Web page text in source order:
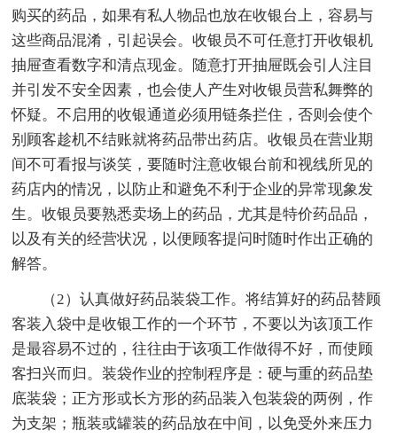
购买的药品，如果有私人物品也放在收银台上，容易与
这些商品混淆，引起误会。收银员不可任意打开收银机
抽屉查看数字和清点现金。随意打开抽屉既会引人注目
并引发不安全因素，也会使人产生对收银员营私舞弊的
怀疑。不启用的收银通道必须用链条拦住，否则会使个
别顾客趁机不结账就将药品带出药店。收银员在营业期
间不可看报与谈笑，要随时注意收银台前和视线所见的
药店内的情况，以防止和避免不利于企业的异常现象发
生。收银员要熟悉卖场上的药品，尤其是特价药品品，
以及有关的经营状况，以便顾客提问时随时作出正确的
解答。
（2）认真做好药品装袋工作。将结算好的药品替顾
客装入袋中是收银工作的一个环节，不要以为该顶工作
是最容易不过的，往往由于该项工作做得不好，而使顾
客扫兴而归。装袋作业的控制程序是：硬与重的药品垫
底装袋；正方形或长方形的药品装入包装袋的两例，作
为支架；瓶装或罐装的药品放在中间，以免受外来压力